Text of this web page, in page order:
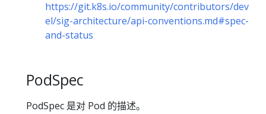
https://git.k8s.io/community/contributors/dev
el/sig-architecture/api-conventions.md#spec-
and-status
PodSpec
PodSpec 是对 Pod 的描述。